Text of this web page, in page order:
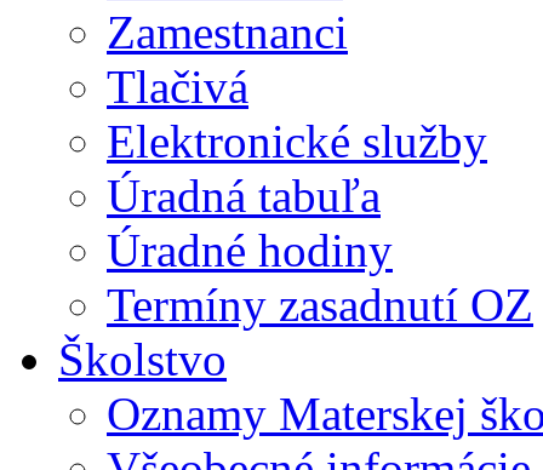
Zamestnanci
Tlačivá
Elektronické služby
Úradná tabuľa
Úradné hodiny
Termíny zasadnutí OZ
Školstvo
Oznamy Materskej